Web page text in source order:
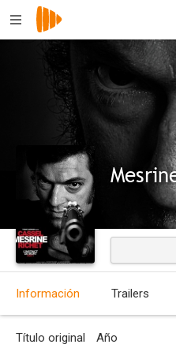
Información Trailers
Título original Año